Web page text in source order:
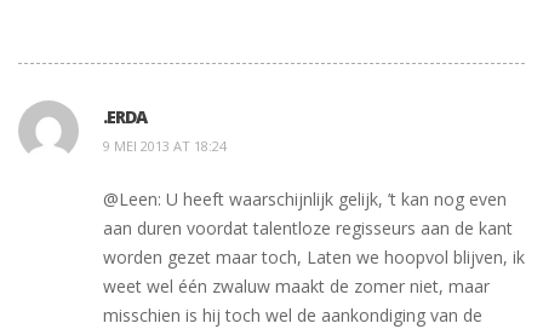
.ERDA
9 MEI 2013 AT 18:24
@Leen: U heeft waarschijnlijk gelijk, ’t kan nog even
aan duren voordat talentloze regisseurs aan de kant
worden gezet maar toch, Laten we hoopvol blijven, ik
weet wel één zwaluw maakt de zomer niet, maar
misschien is hij toch wel de aankondiging van de